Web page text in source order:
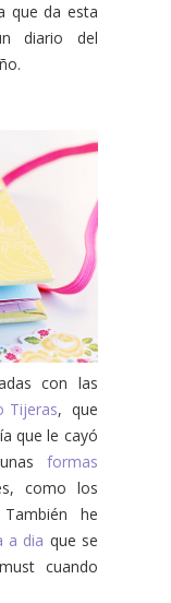
que da esta
diario del
con las
Tijeras, que
que le cayó
formas
como los
he
a dia que se
cuando